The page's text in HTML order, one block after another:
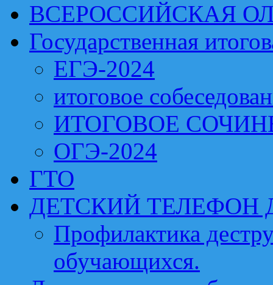
ВСЕРОССИЙСКАЯ
Государственная
ЕГЭ-2024
итоговое
ИТОГОВОЕ
ОГЭ-2024
ГТО
ДЕТСКИЙ ТЕЛЕФОН
Профилактика
обучающихся.